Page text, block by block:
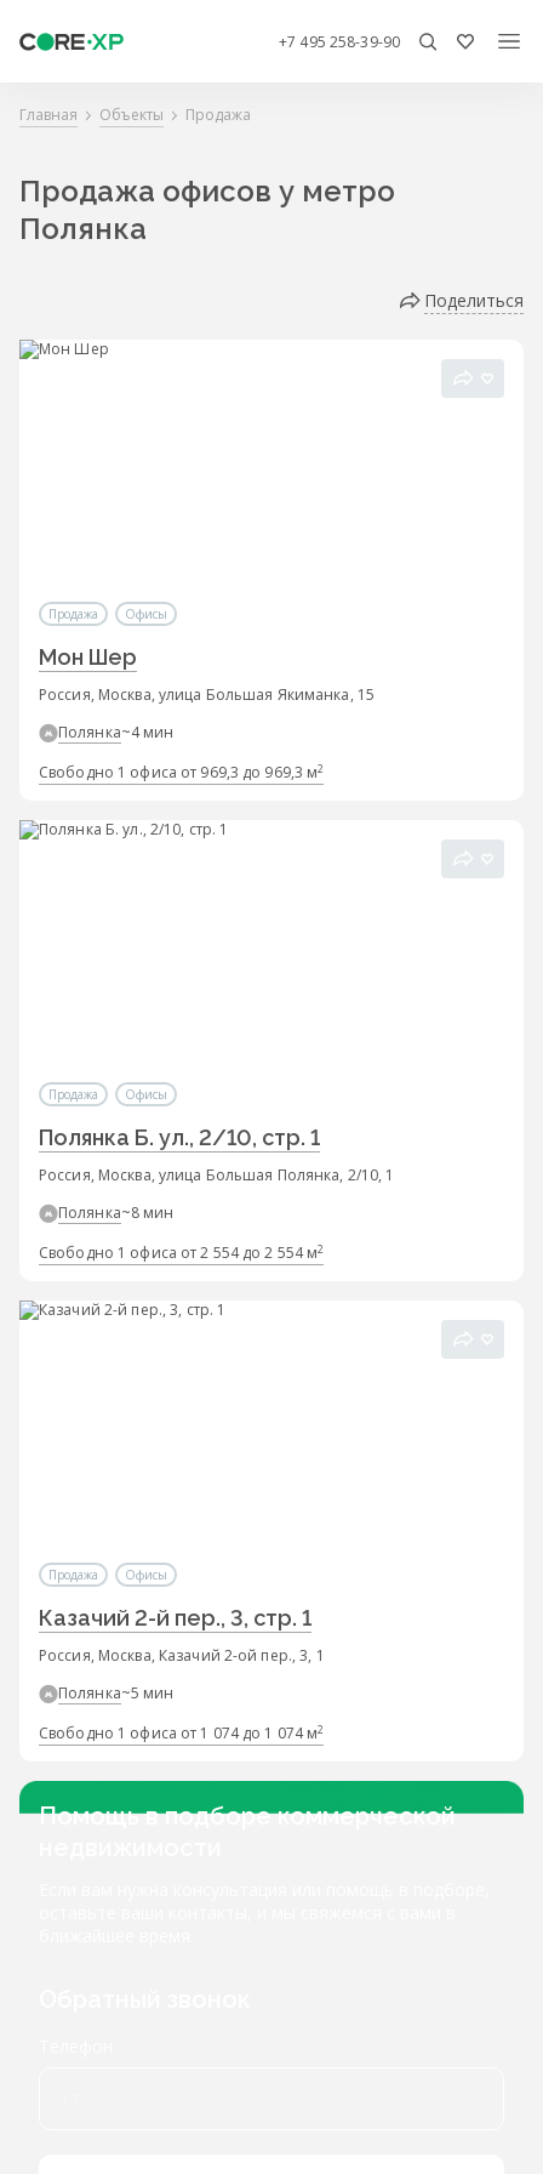
+7 495 258-39-90
Главная Объекты Продажа
Продажа офисов у метро
Полянка
Поделиться
Продажа Офисы
Мон Шер
Россия, Москва, улица Большая Якиманка, 15
Полянка~4 мин
Свободно 1 офиса от 969,3 до 969,3 м2
Продажа Офисы
Полянка Б. ул., 2/10, стр. 1
Россия, Москва, улица Большая Полянка, 2/10, 1
Полянка~8 мин
Свободно 1 офиса от 2 554 до 2 554 м2
Продажа Офисы
Казачий 2-й пер., 3, стр. 1
Россия, Москва, Казачий 2-ой пер., 3, 1
Полянка~5 мин
Свободно 1 офиса от 1 074 до 1 074 м2
Помощь в подборе коммерческой